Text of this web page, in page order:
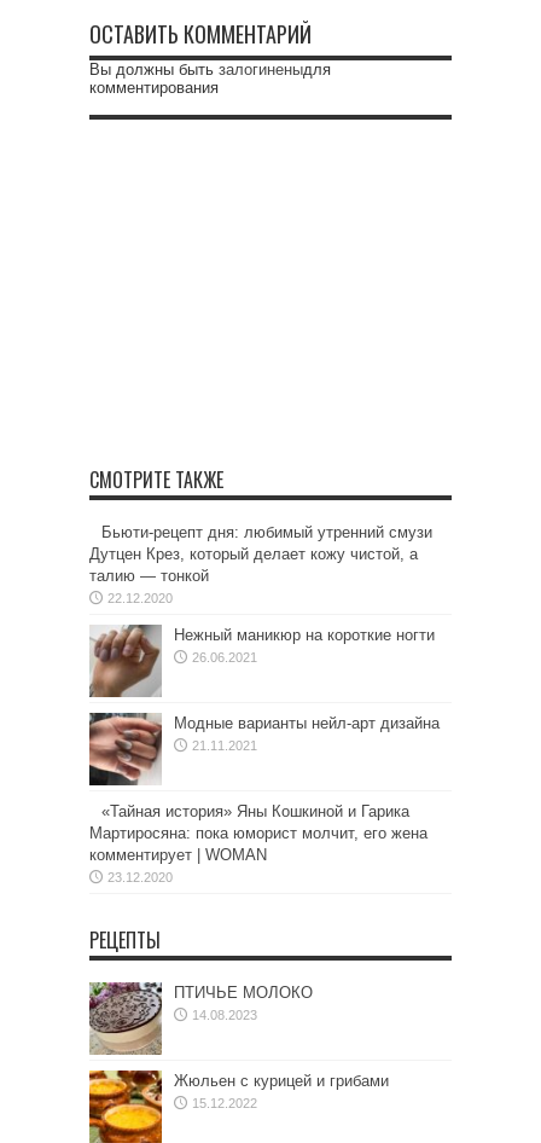
ОСТАВИТЬ КОММЕНТАРИЙ
Вы должны быть залогиненыдля
комментирования
СМОТРИТЕ ТАКЖЕ
Бьюти-рецепт дня: любимый утренний смузи
Дутцен Крез, который делает кожу чистой, а
талию — тонкой
22.12.2020
Нежный маникюр на короткие ногти
26.06.2021
Модные варианты нейл-арт дизайна
21.11.2021
«Тайная история» Яны Кошкиной и Гарика
Мартиросяна: пока юморист молчит, его жена
комментирует | WOMAN
23.12.2020
РЕЦЕПТЫ
ПТИЧЬЕ МОЛОКО
14.08.2023
Жюльен с курицей и грибами
15.12.2022